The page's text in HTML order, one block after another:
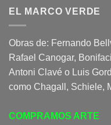
EL MARCO VERDE
Obras de: Fernando
Rafael Canogar,
Antoni Clavé o Luis
como Chagall, Schiele,
COMPRAMOS ARTE